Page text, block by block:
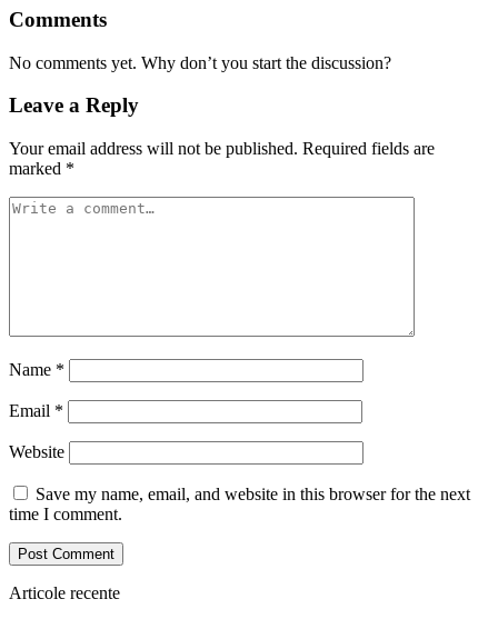
Comments
No comments yet. Why don’t you start the discussion?
Leave a Reply
Your email address will not be published. Required fields are
marked *
Name *
Email *
Website
Save my name, email, and website in this browser for the next
time I comment.
Articole recente